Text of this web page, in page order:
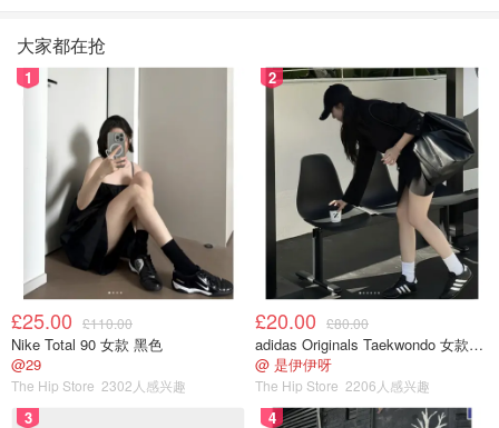
大家都在抢
1
£25.00 £110.00
Nike Total 90 女款 黑色
@29
The Hip Store 2302人感兴趣
2
£20.00 £80.00
adidas Originals Taekwondo 女款黑色运动鞋
@ 是伊伊呀
The Hip Store 2206人感兴趣
3 4